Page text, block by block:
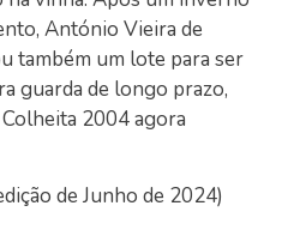
António Vieira de
também um lote para ser
guarda de longo prazo,
2004 agora
de Junho de 2024)